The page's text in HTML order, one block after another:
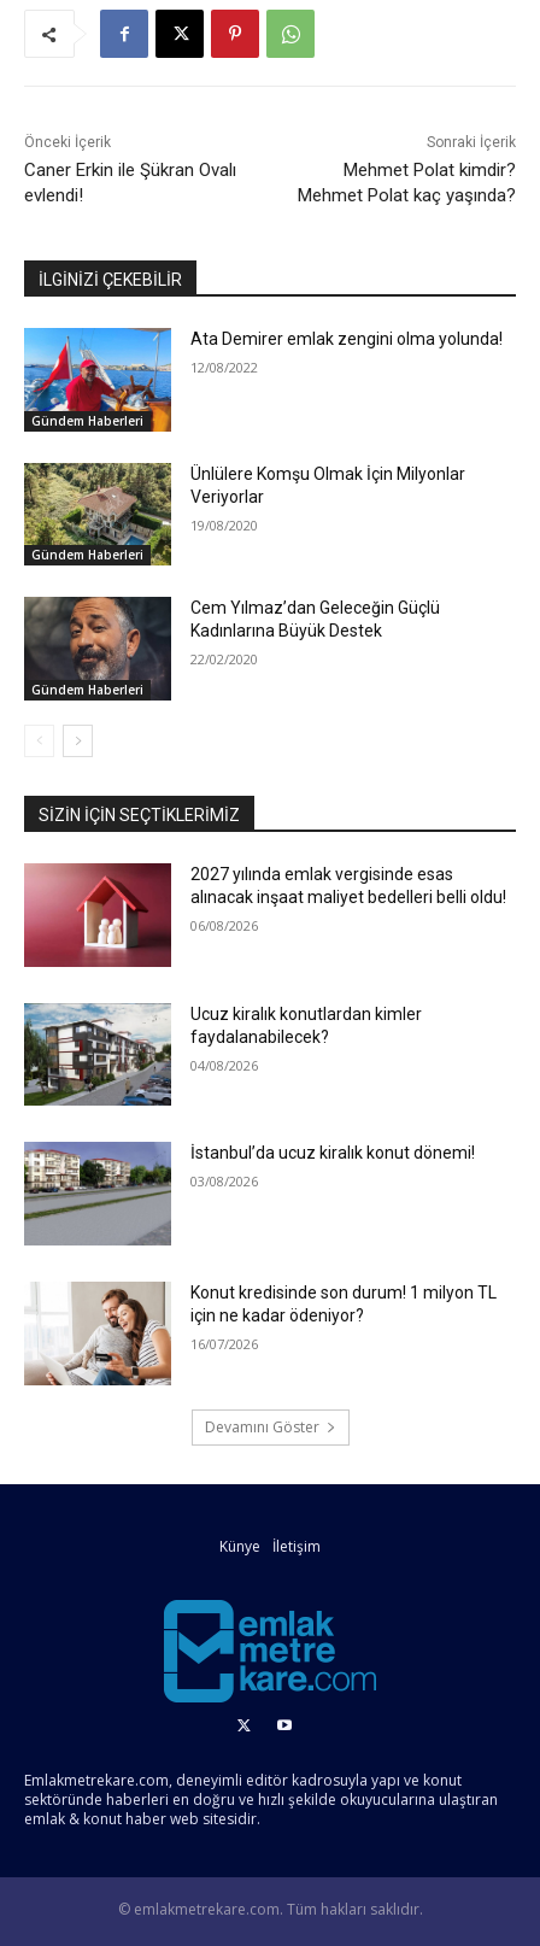
Önceki İçerik
Caner Erkin ile Şükran Ovalı
evlendi!
Sonraki İçerik
Mehmet Polat kimdir?
Mehmet Polat kaç yaşında?
İLGİNİZİ ÇEKEBİLİR
Gündem Haberleri
Ata Demirer emlak zengini olma yolunda!
12/08/2022
Gündem Haberleri
Ünlülere Komşu Olmak İçin Milyonlar
Veriyorlar
19/08/2020
Gündem Haberleri
Cem Yılmaz’dan Geleceğin Güçlü
Kadınlarına Büyük Destek
22/02/2020
SIZIN İÇIN SEÇTIKLERIMIZ
2027 yılında emlak vergisinde esas
alınacak inşaat maliyet bedelleri belli oldu!
06/08/2026
Ucuz kiralık konutlardan kimler
faydalanabilecek?
04/08/2026
İstanbul’da ucuz kiralık konut dönemi!
03/08/2026
Konut kredisinde son durum! 1 milyon TL
için ne kadar ödeniyor?
16/07/2026
Devamını Göster
Künye İletişim
Emlakmetrekare.com, deneyimli editör kadrosuyla yapı ve konut
sektöründe haberleri en doğru ve hızlı şekilde okuyucularına ulaştıran
emlak & konut haber web sitesidir.
© emlakmetrekare.com. Tüm hakları saklıdır.